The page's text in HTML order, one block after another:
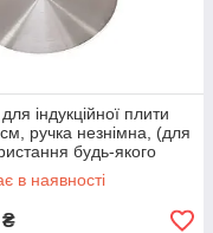
індукційної плити
ручка незнімна, (для
будь-якого
Kamille KM-5652
в наявності
₴